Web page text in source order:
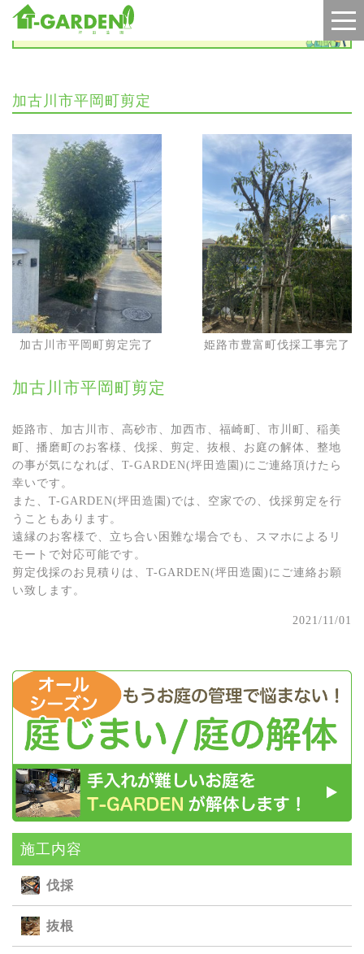
施工実績
施⼯内容
伐採
抜根
加古川市平岡町剪定
加古川市平岡町剪定完了 姫路市豊富町伐採工事完了
加古川市平岡町剪定
姫路市、加古川市、高砂市、加西市、福崎町、市川町、稲美
町、播磨町のお客様、伐採、剪定、抜根、お庭の解体、整地
の事が気になれば、T-GARDEN(坪田造園)にご連絡頂けたら
幸いです。
また、T-GARDEN(坪田造園)では、空家での、伐採剪定を行
うこともあります。
遠縁のお客様で、立ち合い困難な場合でも、スマホによるリ
モートで対応可能です。
剪定伐採のお見積りは、T-GARDEN(坪田造園)にご連絡お願
い致します。
2021/11/01